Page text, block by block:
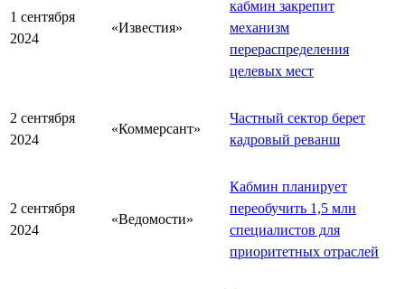
1 сентября
2024
«Известия»
кабмин закрепит
механизм
перераспределения
целевых мест
2 сентября
2024
«Коммерсант»
Частный сектор берет
кадровый реванш
2 сентября
2024
«Ведомости»
Кабмин планирует
переобучить 1,5 млн
специалистов для
приоритетных отраслей